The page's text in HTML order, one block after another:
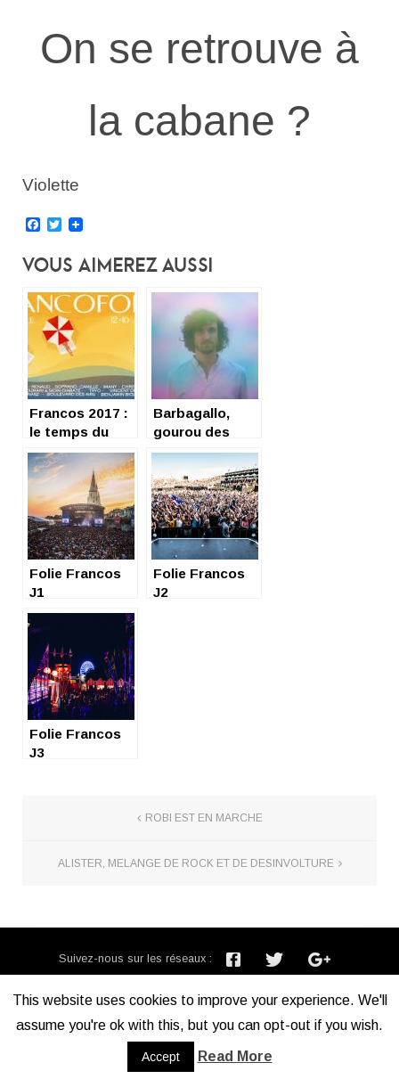
On se retrouve à
la cabane ?
Violette
Facebook
Twitter
Vous Aimerez Aussi
Francos 2017 :
le temps du
bilan
Barbagallo,
gourou des
Francos
Folie Francos
J1
Folie Francos
J2
Folie Francos
J3
ROBI EST EN MARCHE
ALISTER, MELANGE DE ROCK ET DE DESINVOLTURE
Suivez-nous sur les réseaux :
Mentions légales
This website uses cookies to improve your experience. We'll
assume you're ok with this, but you can opt-out if you wish.
Accept Read More